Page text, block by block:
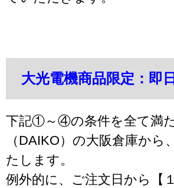
大光電機商品限定：即
下記①～④の条件を全て満
（DAIKO）の大阪倉庫か
たします。
例外的に、ご注文日から【